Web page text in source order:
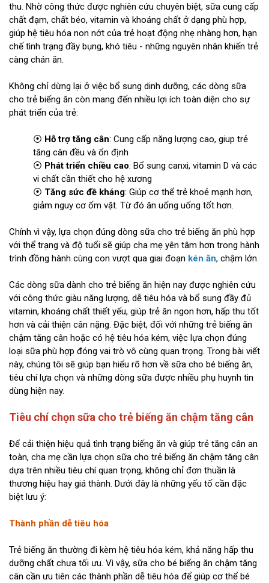
thu. Nhờ công thức được nghiên cứu chuyên biệt, sữa cung cấp
chất đạm, chất béo, vitamin và khoáng chất ở dạng phù hợp,
giúp hệ tiêu hóa non nớt của trẻ hoạt động nhẹ nhàng hơn, hạn
chế tình trạng đầy bụng, khó tiêu - những nguyên nhân khiến trẻ
càng chán ăn.
Không chỉ dừng lại ở việc bổ sung dinh dưỡng, các dòng sữa
cho trẻ biếng ăn còn mang đến nhiều lợi ích toàn diện cho sự
phát triển của trẻ:
⦿ Hỗ trợ tăng cân: Cung cấp năng lượng cao, giup trẻ
tăng cân đều và ổn định
⦿ Phát triển chiều cao: Bổ sung canxi, vitamin D và các
vi chất cần thiết cho hệ xương
⦿ Tăng sức đề kháng: Giúp cơ thể trẻ khoẻ mạnh hơn,
giảm nguy cơ ốm vặt. Từ đó ăn uống uống tốt hơn.
Chính vì vậy, lựa chọn đúng dòng sữa cho trẻ biếng ăn phù hợp
với thể trạng và độ tuổi sẽ giúp cha mẹ yên tâm hơn trong hành
trình đồng hành cùng con vượt qua giai đoạn kén ăn, chậm lớn.
Các dòng sữa dành cho trẻ biếng ăn hiện nay được nghiên cứu
với công thức giàu năng lượng, dễ tiêu hóa và bổ sung đầy đủ
vitamin, khoáng chất thiết yếu, giúp trẻ ăn ngon hơn, hấp thu tốt
hơn và cải thiện cân nặng. Đặc biệt, đối với những trẻ biếng ăn
chậm tăng cân hoặc có hệ tiêu hóa kém, việc lựa chọn đúng
loại sữa phù hợp đóng vai trò vô cùng quan trọng. Trong bài viết
này, chúng tôi sẽ giúp bạn hiểu rõ hơn về sữa cho bé biếng ăn,
tiêu chí lựa chọn và những dòng sữa được nhiều phụ huynh tin
dùng hiện nay.
Tiêu chí chọn sữa cho trẻ biếng ăn chậm tăng cân
Để cải thiện hiệu quả tình trạng biếng ăn và giúp trẻ tăng cân an
toàn, cha mẹ cần lựa chọn sữa cho trẻ biếng ăn chậm tăng cân
dựa trên nhiều tiêu chí quan trọng, không chỉ đơn thuần là
thương hiệu hay giá thành. Dưới đây là những yếu tố cần đặc
biệt lưu ý:
Thành phần dễ tiêu hóa
Trẻ biếng ăn thường đi kèm hệ tiêu hóa kém, khả năng hấp thu
dưỡng chất chưa tối ưu. Vì vậy, sữa cho bé biếng ăn chậm tăng
cân cần ưu tiên các thành phần dễ tiêu hóa để giúp cơ thể bé